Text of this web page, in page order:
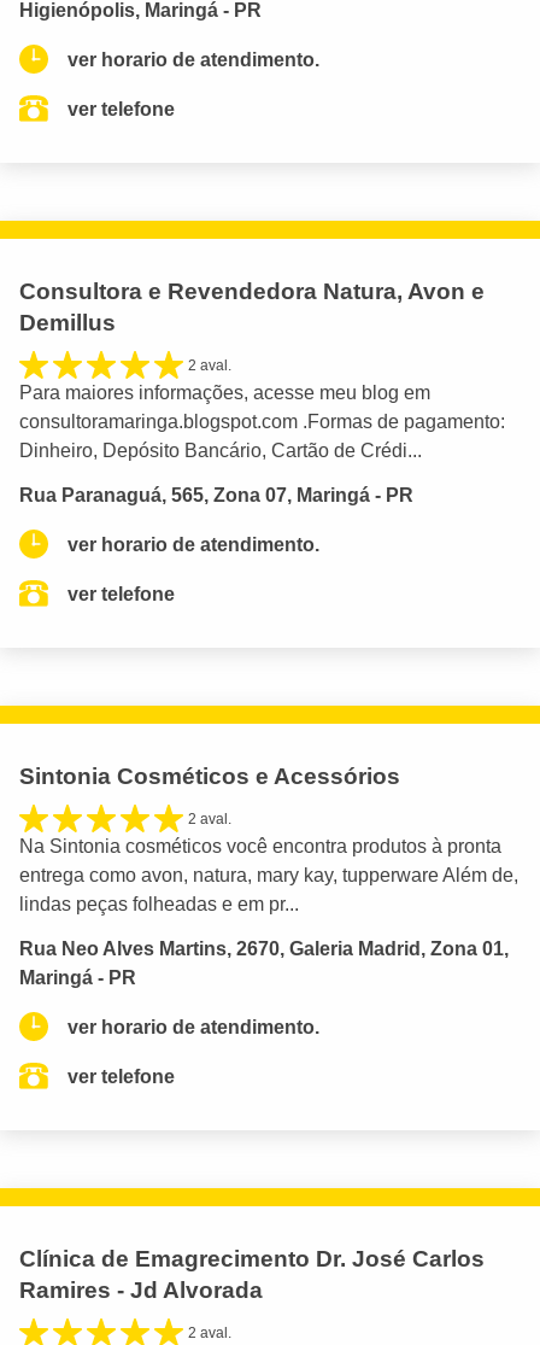
Higienópolis, Maringá - PR
ver horario de atendimento.
ver telefone
Consultora e Revendedora Natura, Avon e
Demillus
2 aval.
Para maiores informações, acesse meu blog em
consultoramaringa.blogspot.com .Formas de pagamento:
Dinheiro, Depósito Bancário, Cartão de Crédi...
Rua Paranaguá, 565, Zona 07, Maringá - PR
ver horario de atendimento.
ver telefone
Sintonia Cosméticos e Acessórios
2 aval.
Na Sintonia cosméticos você encontra produtos à pronta
entrega como avon, natura, mary kay, tupperware Além de,
lindas peças folheadas e em pr...
Rua Neo Alves Martins, 2670, Galeria Madrid, Zona 01,
Maringá - PR
ver horario de atendimento.
ver telefone
Clínica de Emagrecimento Dr. José Carlos
Ramires - Jd Alvorada
2 aval.